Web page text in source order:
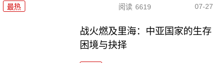
最热 阅读 6619 07-27
战火燃及里海：中亚国家的生存
困境与抉择